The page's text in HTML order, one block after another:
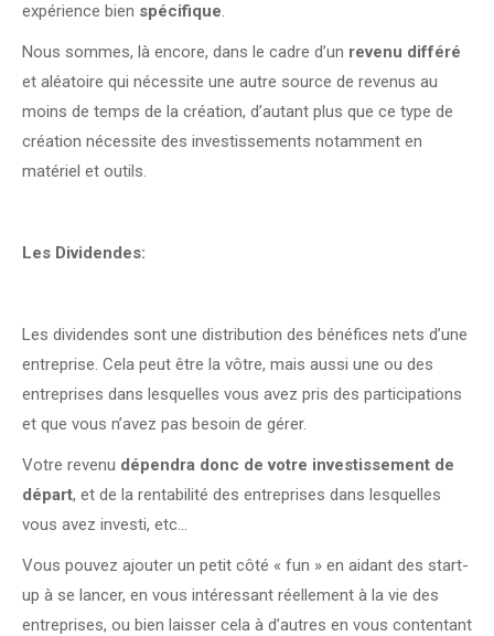
expérience bien spécifique.
Nous sommes, là encore, dans le cadre d’un revenu différé
et aléatoire qui nécessite une autre source de revenus au
moins de temps de la création, d’autant plus que ce type de
création nécessite des investissements notamment en
matériel et outils.
Les Dividendes:
Les dividendes sont une distribution des bénéfices nets d’une
entreprise. Cela peut être la vôtre, mais aussi une ou des
entreprises dans lesquelles vous avez pris des participations
et que vous n’avez pas besoin de gérer.
Votre revenu dépendra donc de votre investissement de
départ, et de la rentabilité des entreprises dans lesquelles
vous avez investi, etc…
Vous pouvez ajouter un petit côté « fun » en aidant des start-
up à se lancer, en vous intéressant réellement à la vie des
entreprises, ou bien laisser cela à d’autres en vous contentant